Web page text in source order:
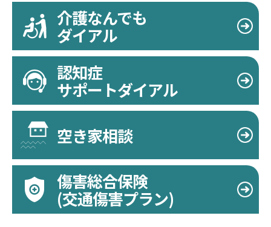
介護なんでも
ダイアル
認知症
サポートダイアル
空き家相談
傷害総合保険
(交通傷害プラン)